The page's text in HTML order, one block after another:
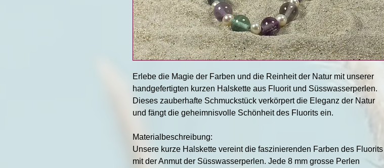
Erlebe die Magie der Farben und die Reinheit der Natur mit unserer
handgefertigten kurzen Halskette aus Fluorit und Süsswasserperlen.
Dieses zauberhafte Schmuckstück verkörpert die Eleganz der Natur
und fängt die geheimnisvolle Schönheit des Fluorits ein.
Materialbeschreibung:
Unsere kurze Halskette vereint die faszinierenden Farben des Fluorits
mit der Anmut der Süsswasserperlen. Jede 8 mm grosse Perlen